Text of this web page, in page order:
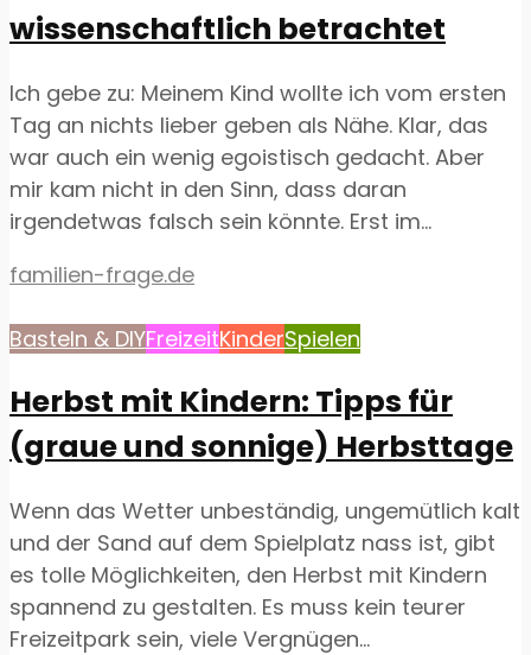
wissenschaftlich betrachtet
Ich gebe zu: Meinem Kind wollte ich vom ersten
Tag an nichts lieber geben als Nähe. Klar, das
war auch ein wenig egoistisch gedacht. Aber
mir kam nicht in den Sinn, dass daran
irgendetwas falsch sein könnte. Erst im...
familien-frage.de
Basteln & DIYFreizeitKinderSpielen
Herbst mit Kindern: Tipps für
(graue und sonnige) Herbsttage
Wenn das Wetter unbeständig, ungemütlich kalt
und der Sand auf dem Spielplatz nass ist, gibt
es tolle Möglichkeiten, den Herbst mit Kindern
spannend zu gestalten. Es muss kein teurer
Freizeitpark sein, viele Vergnügen...